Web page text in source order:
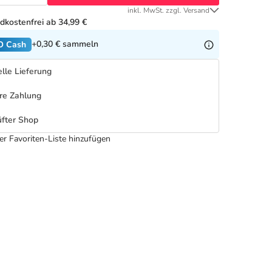
inkl. MwSt. zzgl. Versand
ab 34,99 €
Cash +0,30 € sammeln
Lieferung
Zahlung
Shop
Favoriten-Liste hinzufügen